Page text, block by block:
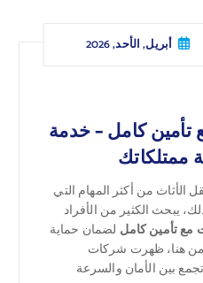
أبريل, الأحد, 2026
تأمين كامل – خدمة
ممتلكاتك
الأثاث من أكثر المهام التي
يبحث الكثير من الأفراد
مع تأمين كامل لضمان حماية
ومن هنا، ظهرت شركات
بين الأمان والسرعة